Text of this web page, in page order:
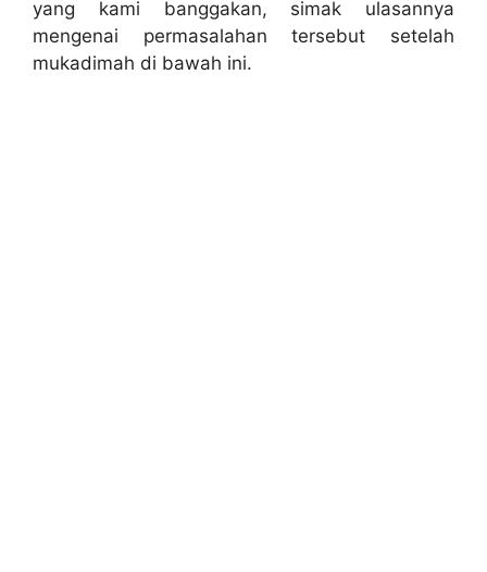
yang kami banggakan, simak ulasannya
mengenai permasalahan tersebut setelah
mukadimah di bawah ini.